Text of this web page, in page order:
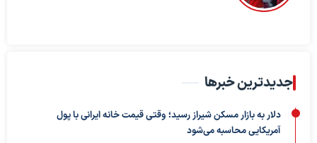
جدیدترین خبرها
دلار به بازار مسکن شیراز رسید؛ وقتی قیمت خانه ایرانی با پول
آمریکایی محاسبه می‌شود